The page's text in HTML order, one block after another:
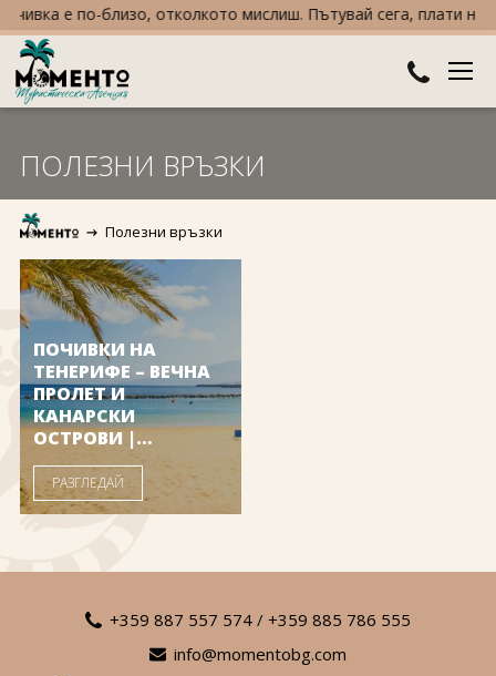
е по-близо, отколкото мислиш. Пътувай сега, плати на
Азия
Африка
Европа
Северна Америка
Южна Америка
ХОТЕЛИ
Хотели в България
Хотели в Гърция
Хотели в Турция
КРУИЗИ
ТУРЦИЯ
ПРАЗНИЦИ
Великден
Коледа
Нова година
ПОЛЕЗНО
КОНТАКТИ
За нас
Общи условия
Политика за
ЗАПИТВАНЕ
ПОЛЕЗНИ ВРЪЗКИ
Полезни връзки
ПОЧИВКИ НА
ТЕНЕРИФЕ – ВЕЧНА
ПРОЛЕТ И
КАНАРСКИ
ОСТРОВИ |
MOMENTO
РАЗГЛЕДАЙ
+359 887 557 574 / +359 885 786 555
info@momentobg.com